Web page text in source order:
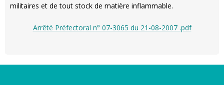
militaires et de tout stock de matière inflammable.
Arrêté Préfectoral n° 07-3065 du 21-08-2007 .pdf